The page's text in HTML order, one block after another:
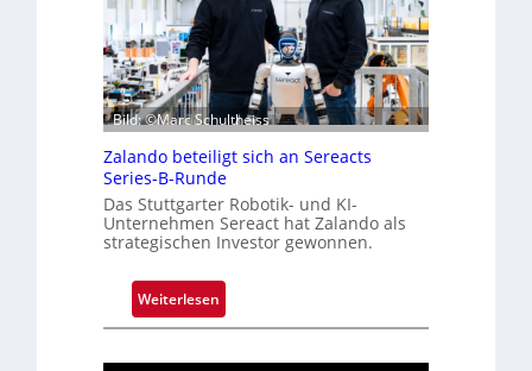
Bild: ©Marc Schultheiss
Zalando beteiligt sich an Sereacts
Series-B-Runde
Das Stuttgarter Robotik- und KI-
Unternehmen Sereact hat Zalando als
strategischen Investor gewonnen.
Weiterlesen:
Z